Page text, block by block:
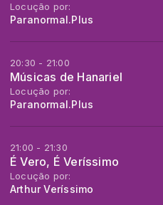
Locução por:
Paranormal.Plus
20:30 - 21:00
Músicas de Hanariel
Locução por:
Paranormal.Plus
21:00 - 21:30
É Vero, É Veríssimo
Locução por:
Arthur Veríssimo